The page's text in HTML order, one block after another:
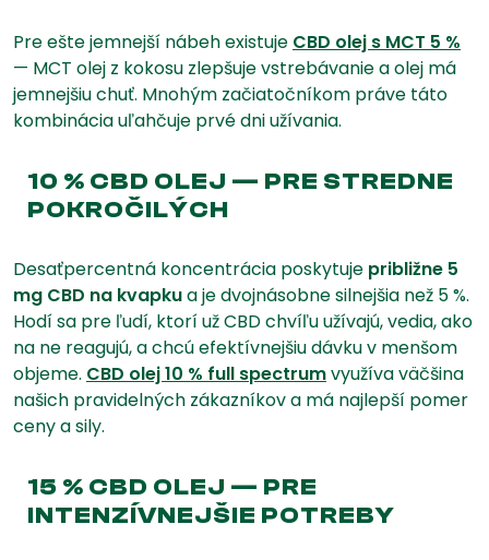
Pre ešte jemnejší nábeh existuje CBD olej s MCT 5 %
— MCT olej z kokosu zlepšuje vstrebávanie a olej má
jemnejšiu chuť. Mnohým začiatočníkom práve táto
kombinácia uľahčuje prvé dni užívania.
10 % CBD OLEJ — PRE STREDNE
POKROČILÝCH
Desaťpercentná koncentrácia poskytuje približne 5
mg CBD na kvapkua je dvojnásobne silnejšia než 5 %.
Hodí sa pre ľudí, ktorí už CBD chvíľu užívajú, vedia, ako
na ne reagujú, a chcú efektívnejšiu dávku v menšom
objeme. CBD olej 10 % full spectrumvyužíva väčšina
našich pravidelných zákazníkov a má najlepší pomer
ceny a sily.
15 % CBD OLEJ — PRE
INTENZÍVNEJŠIE POTREBY